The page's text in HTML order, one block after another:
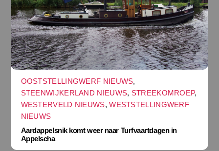
OOSTSTELLINGWERF NIEUWS,
STEENWIJKERLAND NIEUWS, STREEKOMROEP,
WESTERVELD NIEUWS,WESTSTELLINGWERF
NIEUWS
Aardappelsnik komt weer naar Turfvaartdagen in
Appelscha